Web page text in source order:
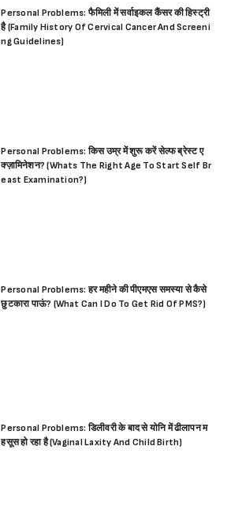
Personal Problems: फैमिली में सर्वाइकल कैंसर की हिस्ट्री
है (Family History Of Cervical Cancer And Screeni
ng Guidelines)
Personal Problems: किस उम्र में शुरू करें सेल्फ ब्रेस्ट ए
क्ज़ामिनेशन? (Whats The Right Age To Start Self Br
east Examination?)
Personal Problems: हर महीने की पीएमएस समस्या से कैसे
छुटकारा पाऊं? (What Can I Do To Get Rid Of PMS?)
Personal Problems: डिलीवरी के बाद से योनि में ढीलापन म
हसूस हो रहा है (Vaginal Laxity And Child Birth)